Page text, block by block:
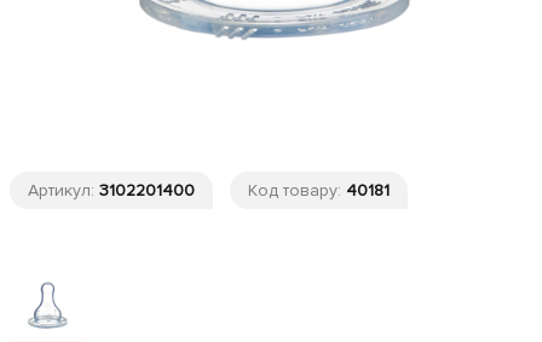
Артикул: 3102201400 Код товару: 40181